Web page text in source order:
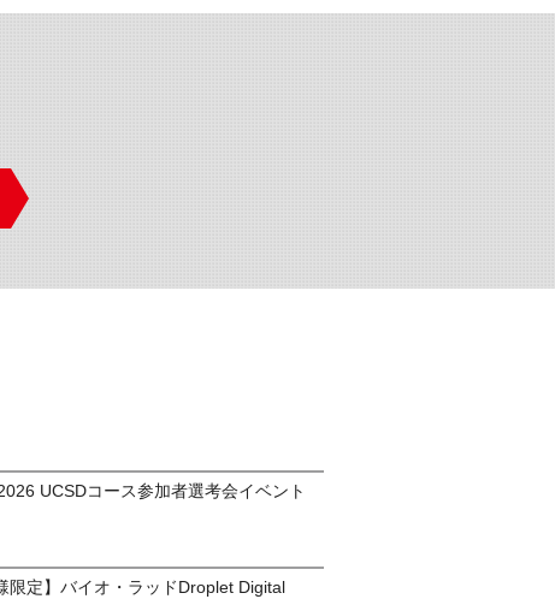
UCSDコース参加者選考会イベント
限定】バイオ・ラッドDroplet Digital